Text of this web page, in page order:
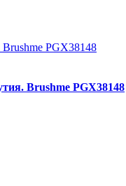
Brushme PGX38148